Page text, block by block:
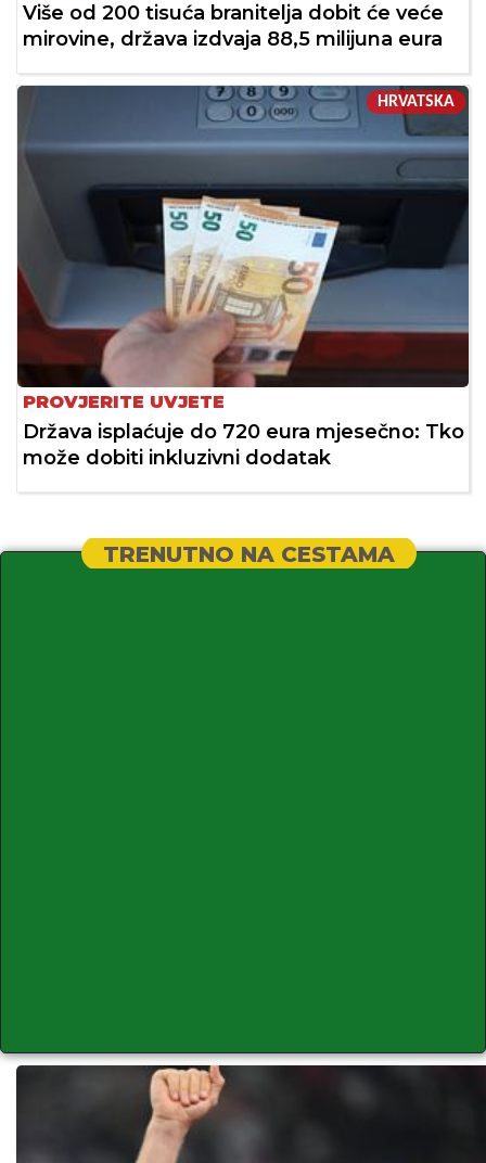
Više od 200 tisuća branitelja dobit će veće
mirovine, država izdvaja 88,5 milijuna eura
HRVATSKA
PROVJERITE UVJETE
Država isplaćuje do 720 eura mjesečno: Tko
može dobiti inkluzivni dodatak
TRENUTNO NA CESTAMA